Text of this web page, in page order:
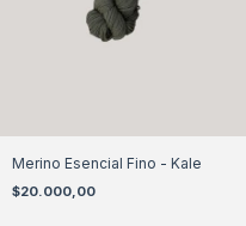
Merino Esencial Fino - Kale
$20.000,00